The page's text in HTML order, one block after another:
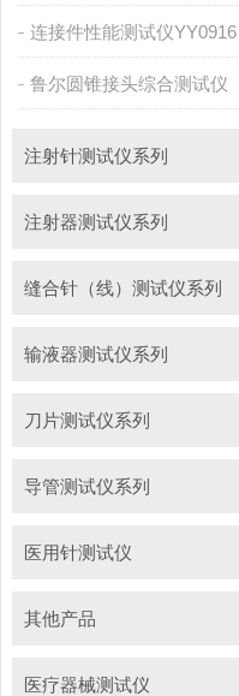
连接件性能测试仪YY0916
鲁尔圆锥接头综合测试仪
注射针测试仪系列
注射器测试仪系列
缝合针（线）测试仪系列
输液器测试仪系列
刀片测试仪系列
导管测试仪系列
医用针测试仪
其他产品
医疗器械测试仪